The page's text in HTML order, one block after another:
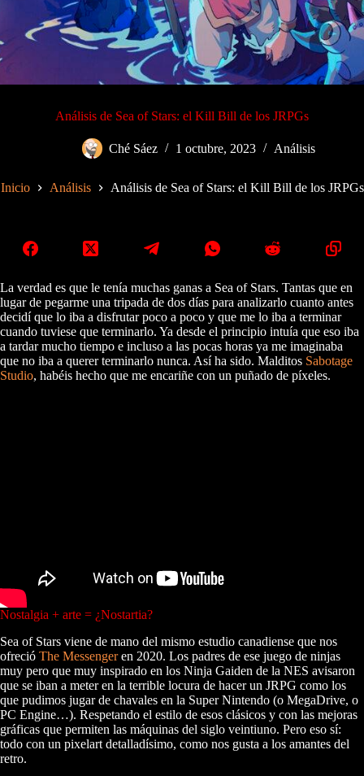
Análisis de Sea of Stars: el Kill Bill de los JRPGs
Ché Sáez 1 octubre, 2023 Análisis
Inicio Análisis Análisis de Sea of Stars: el Kill Bill de los JRPGs
La verdad es que le tenía muchas ganas a Sea of Stars. Tantas que en
lugar de pegarme una tripada de dos días para analizarlo cuanto antes
decidí que lo iba a disfrutar poco a poco y que me lo iba a terminar
cuando tuviese que terminarlo. Ya desde el principio intuía que eso iba
a tardar mucho tiempo e incluso a las pocas horas ya me imaginaba
que no iba a querer terminarlo nunca. Así ha sido. Malditos Sabotage
Studio, habéis hecho que me encariñe con un puñado de píxeles.
Nostalgia + arte = ¿Nostartia?
Sea of Stars viene de mano del mismo estudio canadiense que nos
ofreció The Messengeren 2020. Los padres de ese juego de ninjas
muy pero que muy inspirado en los Ninja Gaiden de la NES avisaron
que se iban a meter en la terrible locura de hacer un JRPG como los
que pudimos jugar de chavales en la Super Nintendo (o MegaDrive, o
PC Engine…). Respetando el estilo de esos clásicos y con las mejoras
gráficas que permiten las máquinas del siglo veintiuno. Pero eso sí:
todo con un pixelart detalladísimo, como nos gusta a los amantes del
retro.